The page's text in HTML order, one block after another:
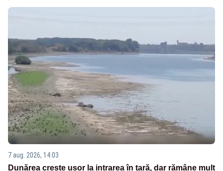
7 aug. 2026, 14:03
Dunărea crește ușor la intrarea în țară, dar rămâne mult